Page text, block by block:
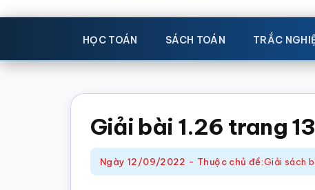
Sách
Toán
-
Học
toán
Học
toán,
toán,
Sách
HỌC TOÁN SÁCH TOÁN TRẮC
Giải bài 1.26 trang
Ngày 12/09/2022 - Thuộc chủ đề:Giải sách